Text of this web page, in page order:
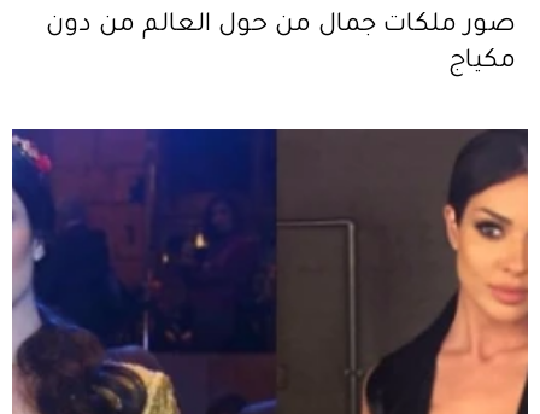
صور ملكات جمال من حول العالم من دون
مكياج